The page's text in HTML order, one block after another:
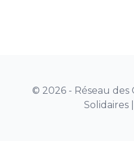
© 2026 - Réseau
Solidaires |